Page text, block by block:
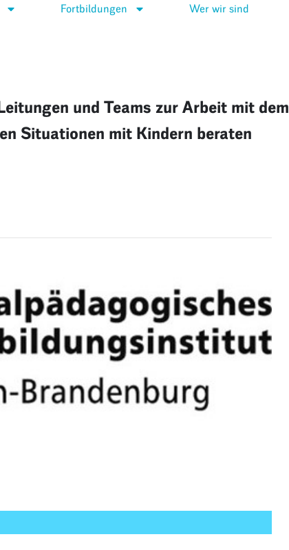
Fortbildungen Wer wir sind
und Teams zur Arbeit mit dem
Situationen mit Kindern beraten